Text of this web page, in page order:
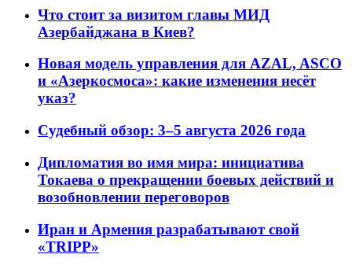
Что стоит за визитом главы МИД
Азербайджана в Киев?
Новая модель управления для AZAL, ASCO
и «Азеркосмоса»: какие изменения несёт
указ?
Судебный обзор: 3–5 августа 2026 года
Дипломатия во имя мира: инициатива
Токаева о прекращении боевых действий и
возобновлении переговоров
Иран и Армения разрабатывают свой
«TRIPP»